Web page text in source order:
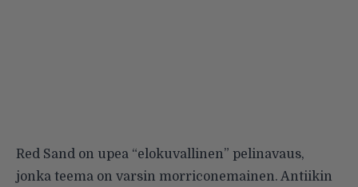
Red Sand on upea “elokuvallinen” pelinavaus,
jonka teema on varsin morriconemainen. Antiikin